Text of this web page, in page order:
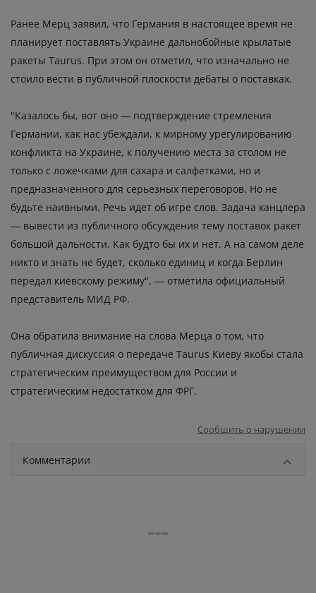
Ранее Мерц заявил, что Германия в настоящее время не
планирует поставлять Украине дальнобойные крылатые
ракеты Taurus. При этом он отметил, что изначально не
стоило вести в публичной плоскости дебаты о поставках.
"Казалось бы, вот оно — подтверждение стремления
Германии, как нас убеждали, к мирному урегулированию
конфликта на Украине, к получению места за столом не
только с ложечками для сахара и салфетками, но и
предназначенного для серьезных переговоров. Но не
будьте наивными. Речь идет об игре слов. Задача канцлера
— вывести из публичного обсуждения тему поставок ракет
большой дальности. Как будто бы их и нет. А на самом деле
никто и знать не будет, сколько единиц и когда Берлин
передал киевскому режиму", — отметила официальный
представитель МИД РФ.
Она обратила внимание на слова Мерца о том, что
публичная дискуссия о передаче Taurus Киеву якобы стала
стратегическим преимуществом для России и
стратегическим недостатком для ФРГ.
Сообщить о нарушении
Комментарии